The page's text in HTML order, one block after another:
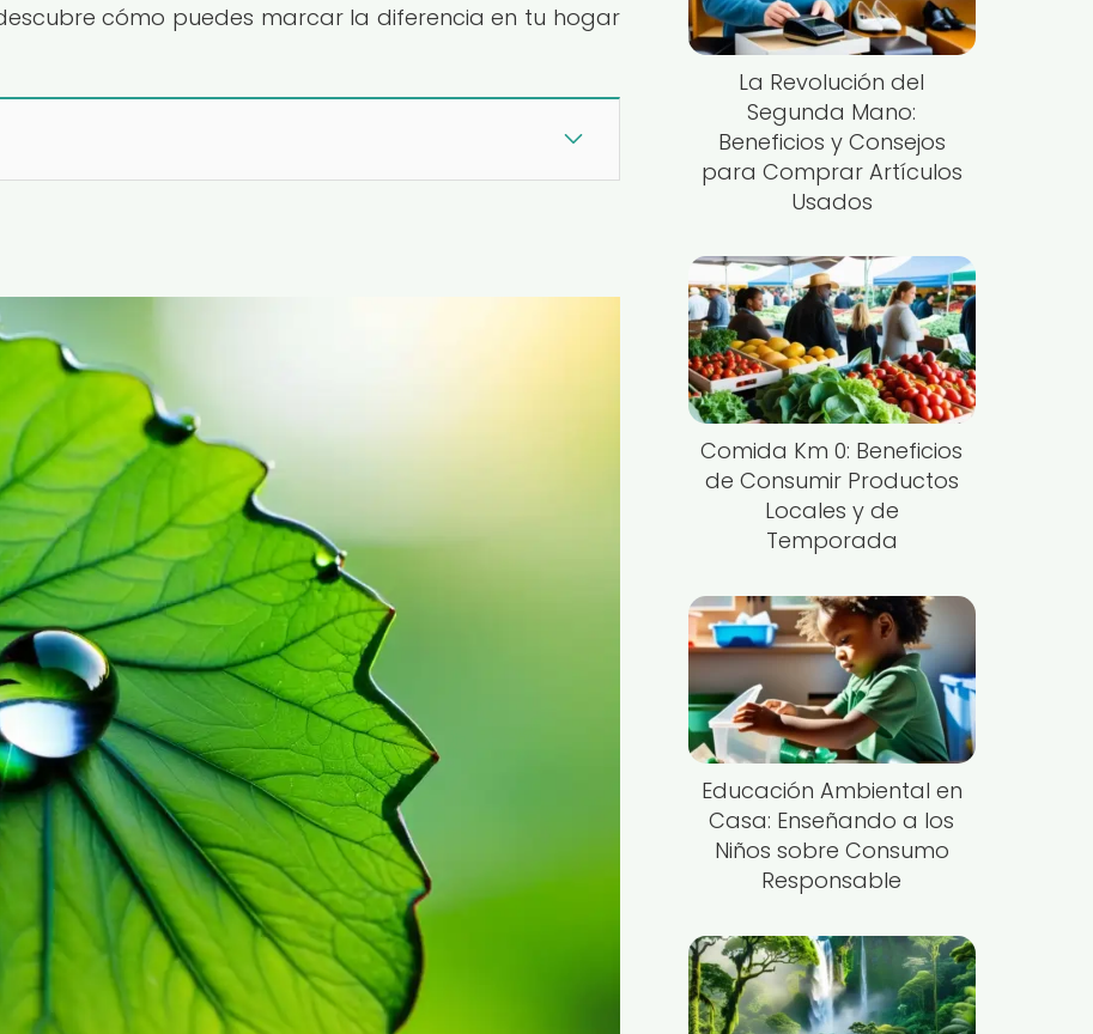
cómo puedes marcar la diferencia en tu hogar
La Revolución del
Segunda Mano:
Beneficios y Consejos
para Comprar Artículos
Usados
Comida Km 0: Beneficios
de Consumir Productos
Locales y de
Temporada
Educación Ambiental en
Casa: Enseñando a los
Niños sobre Consumo
Responsable